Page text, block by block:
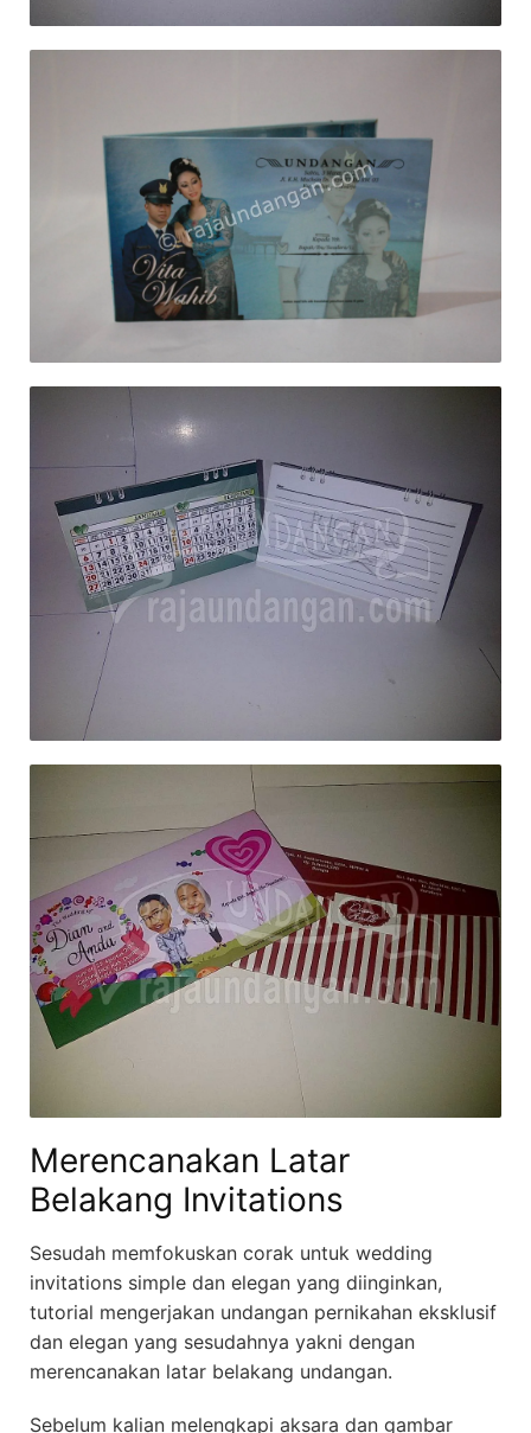
Merencanakan Latar
Belakang Invitations
Sesudah memfokuskan corak untuk wedding
invitations simple dan elegan yang diinginkan,
tutorial mengerjakan undangan pernikahan eksklusif
dan elegan yang sesudahnya yakni dengan
merencanakan latar belakang undangan.
Sebelum kalian melengkapi aksara dan gambar